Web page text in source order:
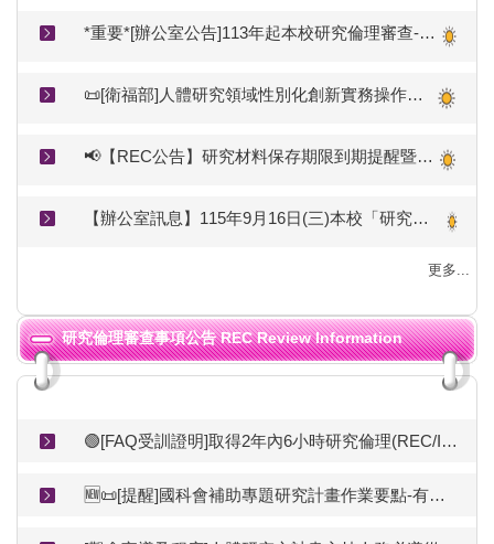
*重要*[辦公室公告]113年起本校研究倫理審查-新案採線上送審(更新V4_11407)
📜[衛福部]人體研究領域性別化創新實務操作手冊(115.05.15)🆕
📢【REC公告】研究材料保存期限到期提醒暨銷毀紀錄表繳交說明
【辦公室訊息】115年9月16日(三)本校「研究倫理審查制度於台灣推展之概況與觀察」(研究倫理-線上課程)
更多...
研究倫理審查事項公告 REC Review Information
🟢[FAQ受訓證明]取得2年內6小時研究倫理(REC/IRB)時數、本會AREE時數認列表🟢
🆕📜[提醒]國科會補助專題研究計畫作業要點-有關REC核准文件的規範(115.04.10修正生效)